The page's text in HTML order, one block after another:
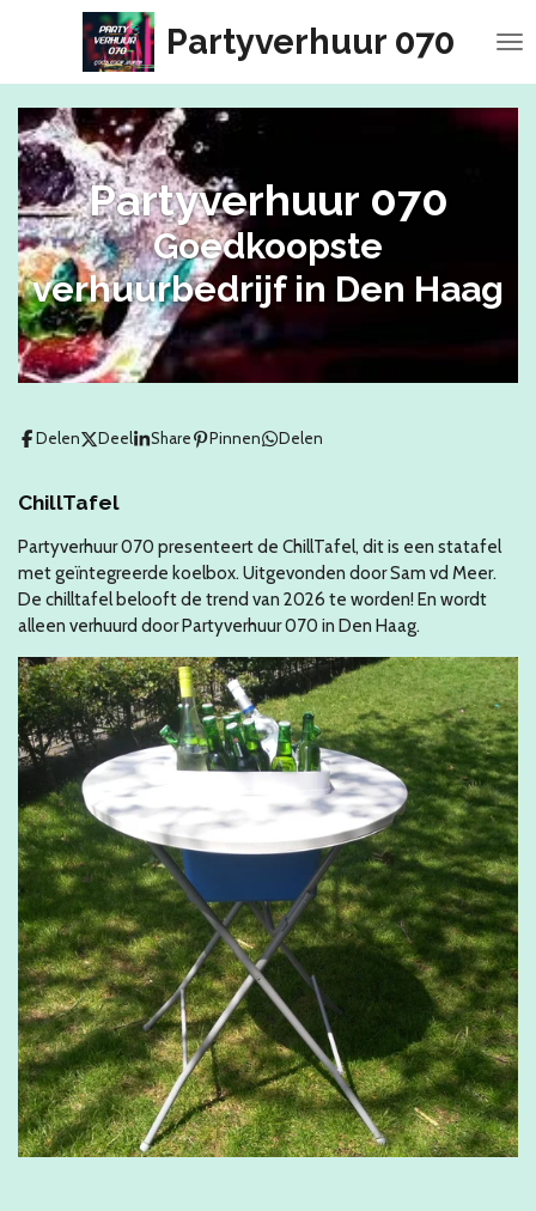
hoofdinhoud
Partyverhuur 070
Partyverhuur 070
Goedkoopste
verhuurbedrijf in Den Haag
Delen Deel Share Pinnen Delen
ChillTafel
Partyverhuur 070 presenteert de ChillTafel, dit is een statafel
met geïntegreerde koelbox. Uitgevonden door Sam vd Meer.
De chilltafel belooft de trend van 2026 te worden! En wordt
alleen verhuurd door Partyverhuur 070 in Den Haag.